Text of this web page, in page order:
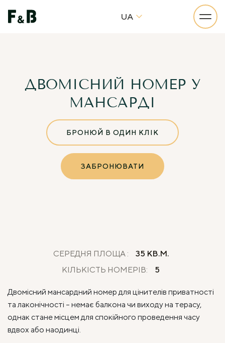
UA
ДВОМІСНИЙ НОМЕР У
МАНСАРДІ
БРОНЮЙ В ОДИН КЛІК
ЗАБРОНЮВАТИ
СЕРЕДНЯ ПЛОЩА :
35 КВ.М.
КІЛЬКІСТЬ НОМЕРІВ:
5
Двомісний мансардний номер для цінителів приватності
та лаконічності – немає балкона чи виходу на терасу,
однак стане місцем для спокійного проведення часу
вдвох або наодинці.